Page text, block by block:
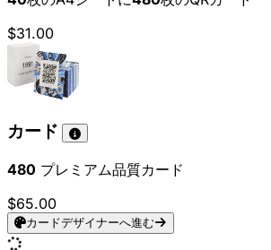
$31.00
カード
480 プレミアム品質カード
$65.00
カードデザイナーへ進む